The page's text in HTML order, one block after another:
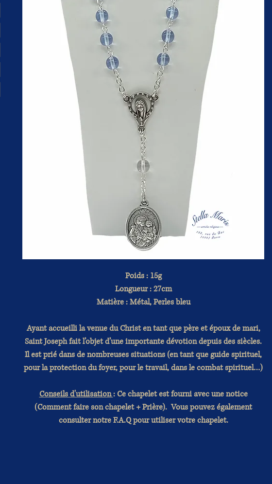
Poids : 15g
Longueur : 27cm
Matière : Métal, Perles bleu
Ayant accueilli la venue du Christ en tant que père et époux de mari,
Saint Joseph fait l’objet d’une importante dévotion depuis des siècles.
Il est prié dans de nombreuses situations (en tant que guide spirituel,
pour la protection du foyer, pour le travail, dans le combat spirituel…)
Conseils d'utilisation: Ce chapelet est fourni avec une notice
(Comment faire son chapelet + Prière). Vous pouvez également
consulter notre F.A.Q pour utiliser votre chapelet.